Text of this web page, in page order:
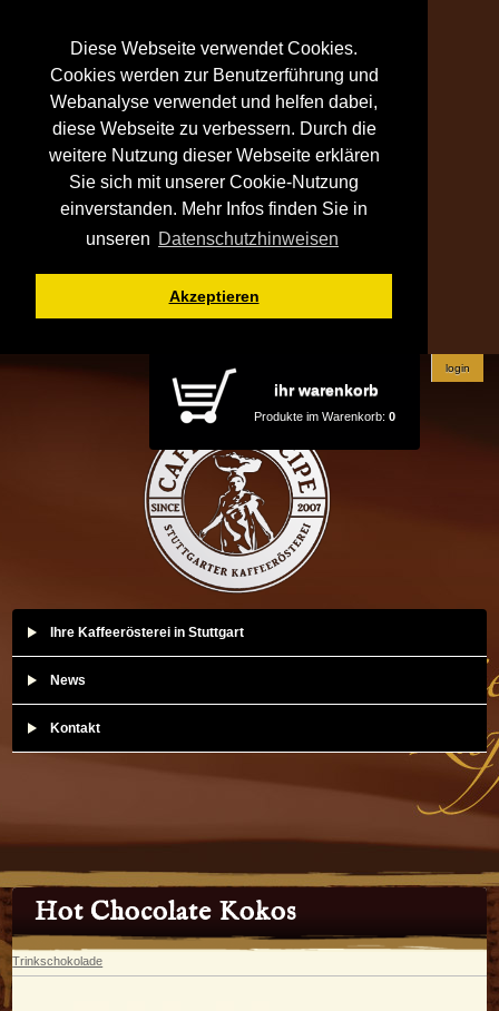
Diese Webseite verwendet Cookies.
Cookies werden zur Benutzerführung und
Webanalyse verwendet und helfen dabei,
diese Webseite zu verbessern. Durch die
weitere Nutzung dieser Webseite erklären
Sie sich mit unserer Cookie-Nutzung
einverstanden. Mehr Infos finden Sie in
unseren Datenschutzhinweisen
Akzeptieren
ihr warenkorb
Produkte im Warenkorb: 0
login
Ihre Kaffeerösterei in Stuttgart
News
Kontakt
Hot Chocolate Kokos
Trinkschokolade